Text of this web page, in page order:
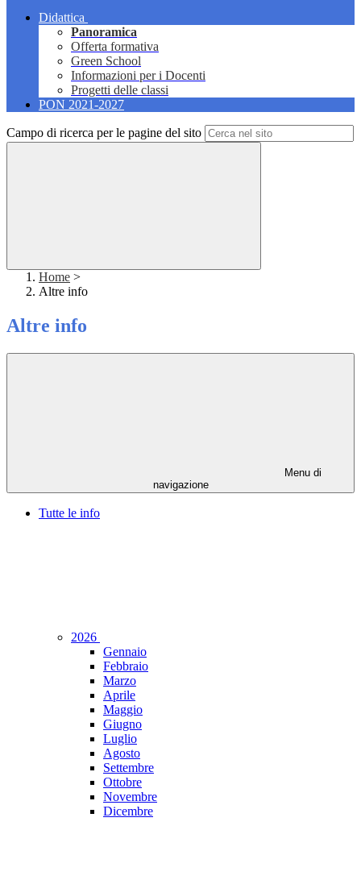
Didattica
Panoramica
Offerta formativa
Green School
Informazioni per i Docenti
Progetti delle classi
PON 2021-2027
Campo di ricerca per le pagine del sito
Home >
Altre info
Altre info
Menu di
navigazione
Tutte le info
2026
Gennaio
Febbraio
Marzo
Aprile
Maggio
Giugno
Luglio
Agosto
Settembre
Ottobre
Novembre
Dicembre